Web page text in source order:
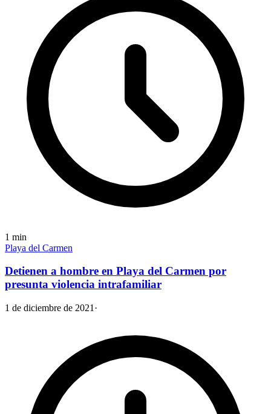
1 min
Playa del Carmen
Detienen a hombre en Playa del Carmen por
presunta violencia intrafamiliar
1 de diciembre de 2021 ·